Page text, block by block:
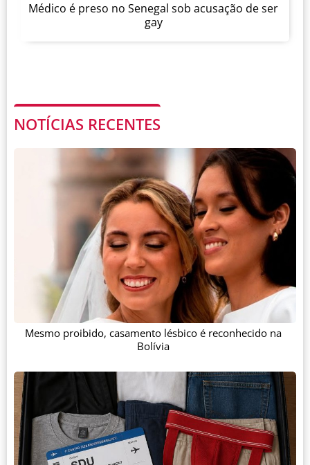
Médico é preso no Senegal sob acusação de ser
gay
NOTÍCIAS RECENTES
Mesmo proibido, casamento lésbico é reconhecido na
Bolívia